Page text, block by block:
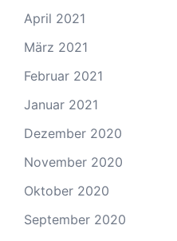
April 2021
März 2021
Februar 2021
Januar 2021
Dezember 2020
November 2020
Oktober 2020
September 2020